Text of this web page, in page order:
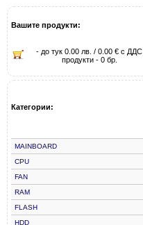
Вашите продукти:
- до тук 0.00 лв. / 0.00 € с ДДС
продукти - 0 бр.
Категории:
MAINBOARD
CPU
FAN
RAM
FLASH
HDD